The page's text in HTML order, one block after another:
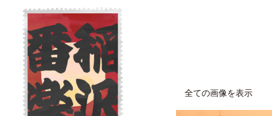
全ての画像を表示